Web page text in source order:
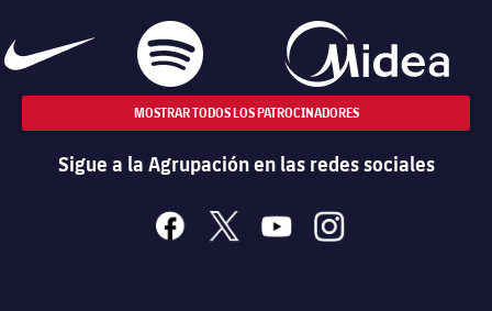
MOSTRAR TODOS LOS PATROCINADORES
Sigue a la Agrupación en las redes sociales
facebook
x youtubeinstagram